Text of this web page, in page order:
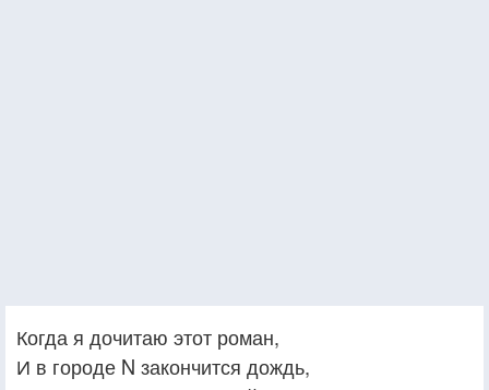
Когда я дочитаю этот роман,
И в городе N закончится дождь,